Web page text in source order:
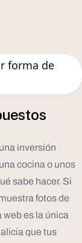
forma de
inversión
cocina o unos
sabe hacer. Si
fotos de
web es la única
que tus